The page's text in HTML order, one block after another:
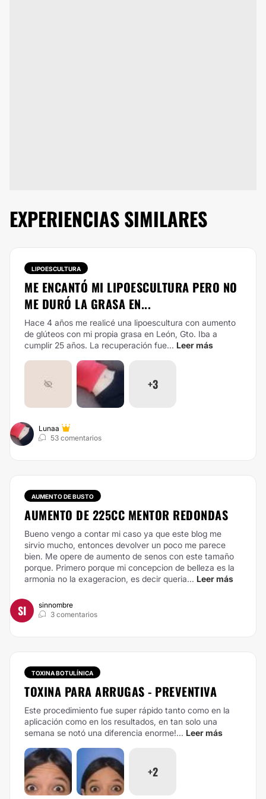
EXPERIENCIAS SIMILARES
LIPOESCULTURA
ME ENCANTÓ MI LIPOESCULTURA PERO NO
ME DURÓ LA GRASA EN...
Hace 4 años me realicé una lipoescultura con aumento
de glúteos con mi propia grasa en León, Gto. Iba a
cumplir 25 años. La recuperación fue... Leer más
+3
Lunaa
53 comentarios
AUMENTO DE BUSTO
AUMENTO DE 225CC MENTOR REDONDAS
Bueno vengo a contar mi caso ya que este blog me
sirvio mucho, entonces devolver un poco me parece
bien. Me opere de aumento de senos con este tamaño
porque. Primero porque mi concepcion de belleza es la
armonia no la exageracion, es decir queria... Leer más
SI
sinnombre
3 comentarios
TOXINA BOTULÍNICA
TOXINA PARA ARRUGAS - PREVENTIVA
Este procedimiento fue super rápido tanto como en la
aplicación como en los resultados, en tan solo una
semana se notó una diferencia enorme!... Leer más
+2